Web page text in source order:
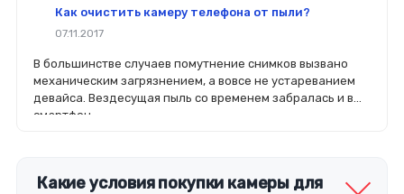
Как очистить камеру телефона от пыли?
07.11.2017
В большинстве случаев помутнение снимков вызвано
механическим загрязнением, а вовсе не устареванием
девайса. Вездесущая пыль со временем забралась и в
смартфон.
Какие условия покупки камеры для